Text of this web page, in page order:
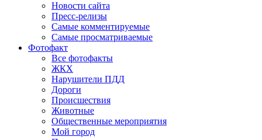
Новости сайта
Пресс-релизы
Самые комментируемые
Самые просматриваемые
Фотофакт
Все фотофакты
ЖКХ
Нарушители ПДД
Дороги
Происшествия
Животные
Общественные мероприятия
Мой город